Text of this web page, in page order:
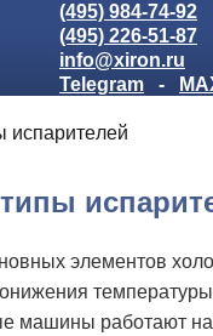
(495) 984-74-92
(495) 226-51-87
info@xiron.ru
Telegram
-
иcпapитeлeй
элементов
машины работают